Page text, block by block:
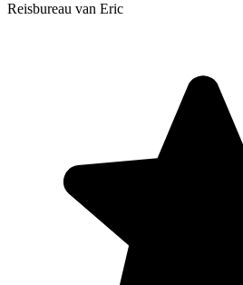
Reisbureau van Eric